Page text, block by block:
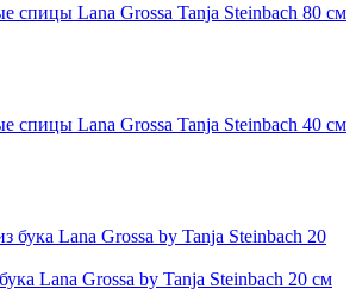
спицы Lana Grossa Tanja Steinbach 80 см
спицы Lana Grossa Tanja Steinbach 40 см
Lana Grossa by Tanja Steinbach 20 см